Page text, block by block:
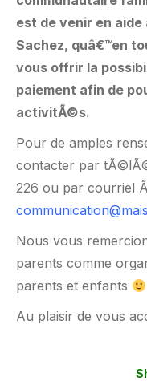
est de venir en aide
Sachez, quâ€™en
vous offrir la
paiement afin de
activitÃ©s.
Pour de amples
contacter par
226 ou par courriel Ã
Nous vous
parents comme
parents et enfants
Au plaisir de vous